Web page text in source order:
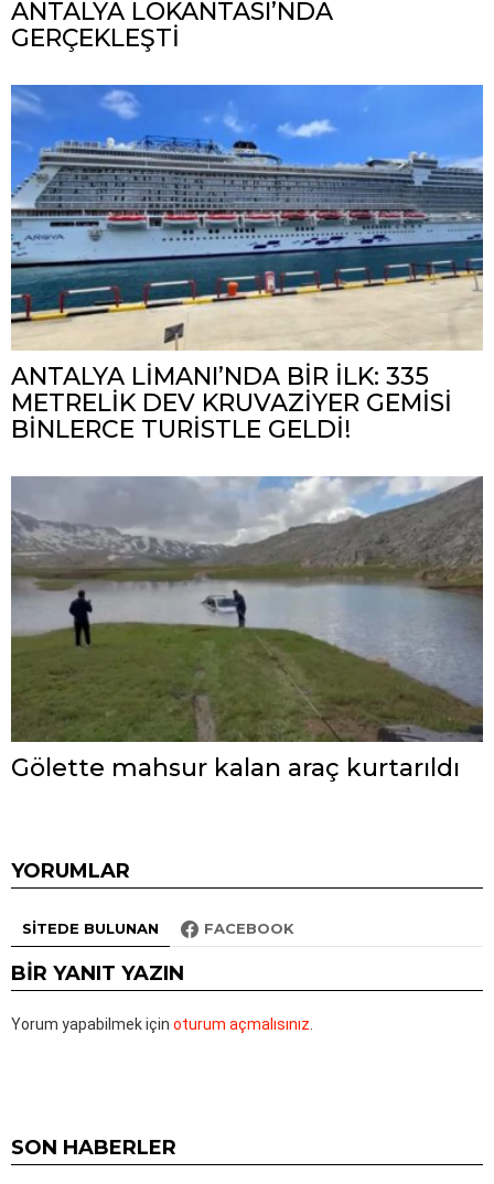
ANTALYA LOKANTASI’NDA
GERÇEKLEŞTİ
ANTALYA LİMANI’NDA BİR İLK: 335
METRELİK DEV KRUVAZİYER GEMİSİ
BİNLERCE TURİSTLE GELDİ!
Gölette mahsur kalan araç kurtarıldı
YORUMLAR
SITEDE BULUNAN FACEBOOK
BIR YANIT YAZIN
Yorum yapabilmek için oturum açmalısınız
SON HABERLER